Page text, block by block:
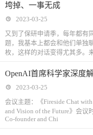
垮掉、一事无成
2023-03-25
又到了保研申请季，每年都有
题，我基本上都会和他们单独
枚，这样的对话变得尤其多。
OpenAI首席科学家深度解
2023-03-25
会议主题：《Fireside Chat with
and Vision of the Future》会议
Co-founder and Chi